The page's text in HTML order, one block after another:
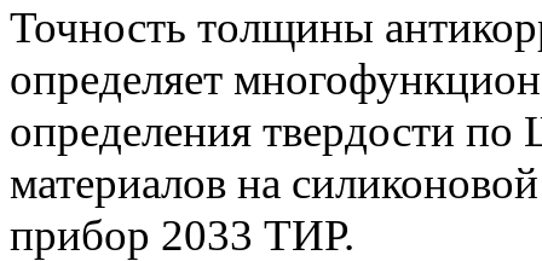
Точность толщины
определяет
определения твердости
материалов на
прибор 2033 ТИР.